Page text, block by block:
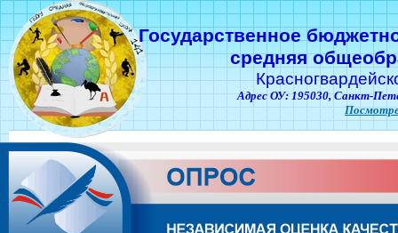
Государственное
средняя
Адрес ОУ: 195030, Санкт-